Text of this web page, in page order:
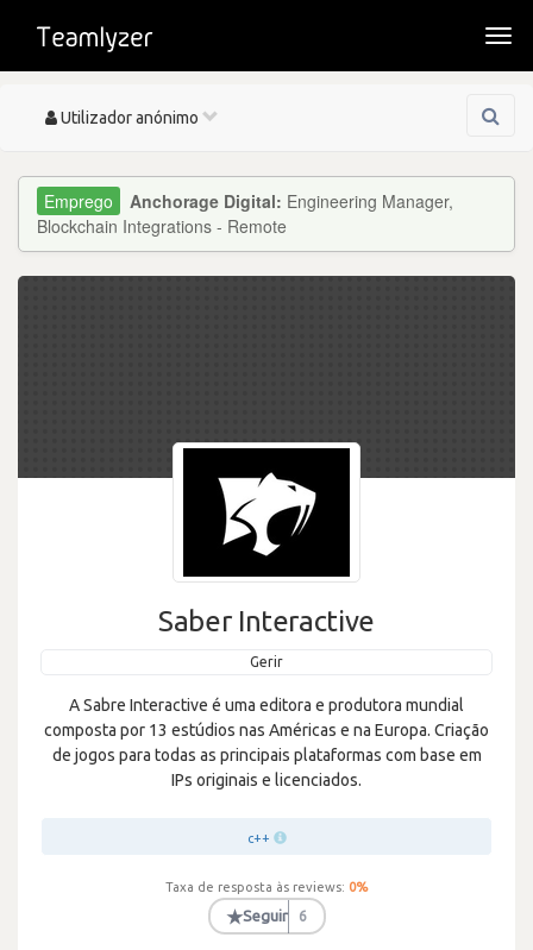
Toggle
Utilizador anónimo
Anchorage Digital: Engineering Manager,
Blockchain Integrations - Remote
Saber Interactive
Gerir
A Sabre Interactive é uma editora e produtora mundial
composta por 13 estúdios nas Américas e na Europa. Criação
de jogos para todas as principais plataformas com base em
IPs originais e licenciados.
c++
Taxa de resposta às reviews: 0%
★Seguir 6